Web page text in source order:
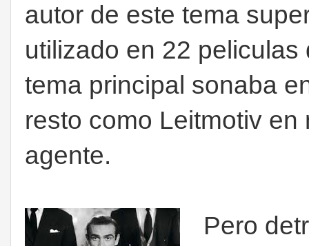
autor de este tema
utilizado en 22
tema principal sonaba
resto como Leitmotiv
agente.
Pero